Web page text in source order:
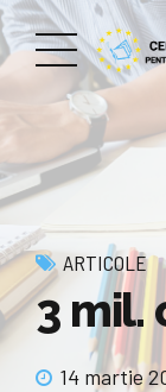
ARTICOLE
3 mil.
14 martie